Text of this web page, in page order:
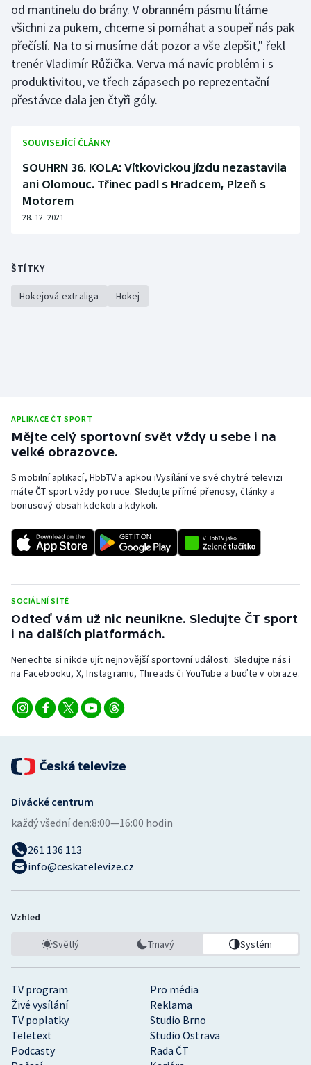
od mantinelu do brány. V obranném pásmu lítáme
všichni za pukem, chceme si pomáhat a soupeř nás pak
přečíslí. Na to si musíme dát pozor a vše zlepšit," řekl
trenér Vladimír Růžička. Verva má navíc problém i s
produktivitou, ve třech zápasech po reprezentační
přestávce dala jen čtyři góly.
SOUVISEJÍCÍ ČLÁNKY
SOUHRN 36. KOLA: Vítkovickou jízdu nezastavila
ani Olomouc. Třinec padl s Hradcem, Plzeň s
Motorem
28. 12. 2021
ŠTÍTKY
Hokejová extraliga Hokej
APLIKACE ČT SPORT
Mějte celý sportovní svět vždy u sebe i na
velké obrazovce.
S mobilní aplikací, HbbTV a apkou iVysílání ve své chytré televizi
máte ČT sport vždy po ruce. Sledujte přímé přenosy, články a
bonusový obsah kdekoli a kdykoli.
SOCIÁLNÍ SÍTĚ
Odteď vám už nic neunikne. Sledujte ČT sport
i na dalších platformách.
Nenechte si nikde ujít nejnovější sportovní události. Sledujte nás i
na Facebooku, X, Instagramu, Threads či YouTube a buďte v obraze.
TV program
Pro média
Živé vysílání
Reklama
TV poplatky
Studio Brno
Teletext
Studio Ostrava
Podcasty
Rada ČT
Divácké centrum
každý všední den:8:00—16:00 hodin
261 136 113
info@ceskatelevize.cz
Vzhled
Světlý Tmavý Systém